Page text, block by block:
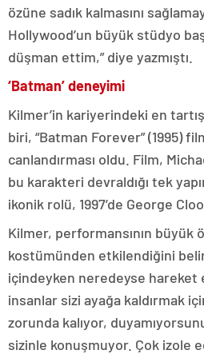
özüne sadık kalmasını
Hollywood’un büyük stüdyo
düşman ettim,” diye yazmıştı.
‘Batman’ deneyimi
Kilmer’in kariyerindeki en
biri, “Batman Forever” (1995)
canlandırması oldu. Film,
bu karakteri devraldığı tek
ikonik rolü, 1997’de George
Kilmer, performansının büyük
kostümünden etkilendiğini
içindeyken neredeyse hareket
insanlar sizi ayağa kaldırmak
zorunda kalıyor,
sizinle konuşmuyor. Çok izole